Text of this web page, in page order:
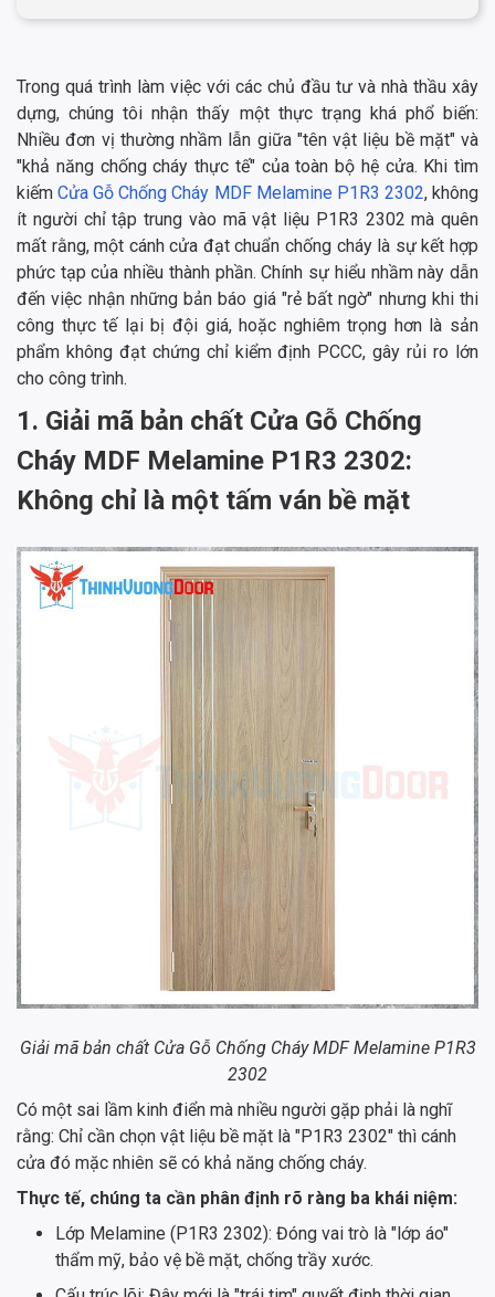
Trong quá trình làm việc với các chủ đầu tư và nhà thầu xây
dựng, chúng tôi nhận thấy một thực trạng khá phổ biến:
Nhiều đơn vị thường nhầm lẫn giữa "tên vật liệu bề mặt" và
"khả năng chống cháy thực tế" của toàn bộ hệ cửa. Khi tìm
kiếmCửa Gỗ Chống Cháy MDF Melamine P1R3 2302, không
ít người chỉ tập trung vào mã vật liệu P1R3 2302 mà quên
mất rằng, một cánh cửa đạt chuẩn chống cháy là sự kết hợp
phức tạp của nhiều thành phần. Chính sự hiểu nhầm này dẫn
đến việc nhận những bản báo giá "rẻ bất ngờ" nhưng khi thi
công thực tế lại bị đội giá, hoặc nghiêm trọng hơn là sản
phẩm không đạt chứng chỉ kiểm định PCCC, gây rủi ro lớn
cho công trình.
1. Giải mã bản chất Cửa Gỗ Chống
Cháy MDF Melamine P1R3 2302:
Không chỉ là một tấm ván bề mặt
Giải mã bản chất Cửa Gỗ Chống Cháy MDF Melamine P1R3
2302
Có một sai lầm kinh điển mà nhiều người gặp phải là nghĩ
rằng: Chỉ cần chọn vật liệu bề mặt là "P1R3 2302" thì cánh
cửa đó mặc nhiên sẽ có khả năng chống cháy.
Thực tế, chúng ta cần phân định rõ ràng ba khái niệm:
Lớp Melamine (P1R3 2302): Đóng vai trò là "lớp áo"
thẩm mỹ, bảo vệ bề mặt, chống trầy xước.